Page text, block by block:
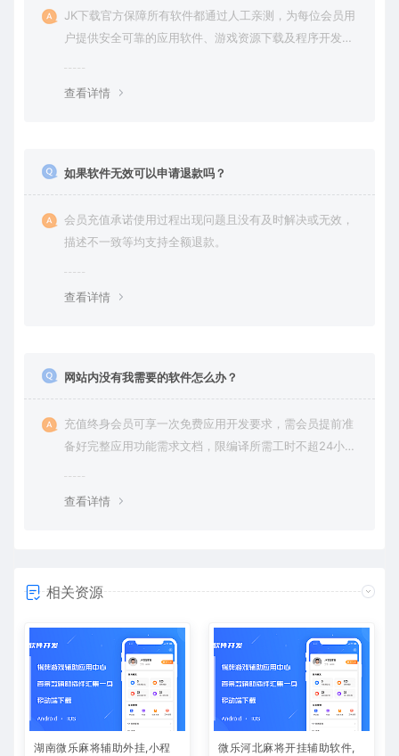
JK下载官方保障所有软件都通过人工亲测，为每位会员用
户提供安全可靠的应用软件、游戏资源下载及程序开发服
查看详情
如果软件无效可以申请退款吗？
会员充值承诺使用过程出现问题且没有及时解决或无效，
描述不一致等均支持全额退款。
查看详情
网站内没有我需要的软件怎么办？
充值终身会员可享一次免费应用开发要求，需会员提前准
备好完整应用功能需求文档，限编译所需工时不超24小
查看详情
相关资源
湖南微乐麻将辅助外挂,小程
微乐河北麻将开挂辅助软件,